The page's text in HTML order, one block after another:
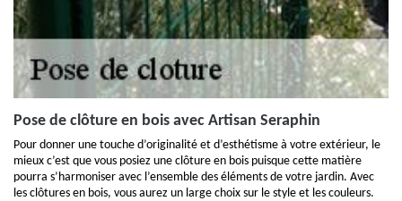
Pose de clôture en bois avec Artisan Seraphin
Pour donner une touche d’originalité et d’esthétisme à votre extérieur, le
mieux c’est que vous posiez une clôture en bois puisque cette matière
pourra s’harmoniser avec l’ensemble des éléments de votre jardin. Avec
les clôtures en bois, vous aurez un large choix sur le style et les couleurs.